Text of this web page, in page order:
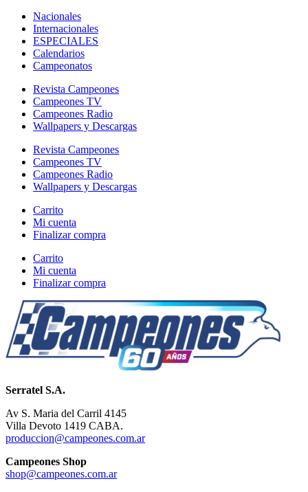
Nacionales
Internacionales
ESPECIALES
Calendarios
Campeonatos
Revista Campeones
Campeones TV
Campeones Radio
Wallpapers y Descargas
Revista Campeones
Campeones TV
Campeones Radio
Wallpapers y Descargas
Carrito
Mi cuenta
Finalizar compra
Carrito
Mi cuenta
Finalizar compra
Serratel S.A.
Av S. Maria del Carril 4145
Villa Devoto 1419 CABA.
produccion@campeones.com.ar
Campeones Shop
shop@campeones.com.ar